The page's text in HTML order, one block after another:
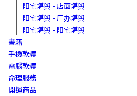
阳宅堪舆 - 店面堪舆
阳宅堪舆 - 厂办堪舆
阳宅堪舆 - 阳宅堪舆
書籍
手機軟體
電腦軟體
命理服務
開運商品